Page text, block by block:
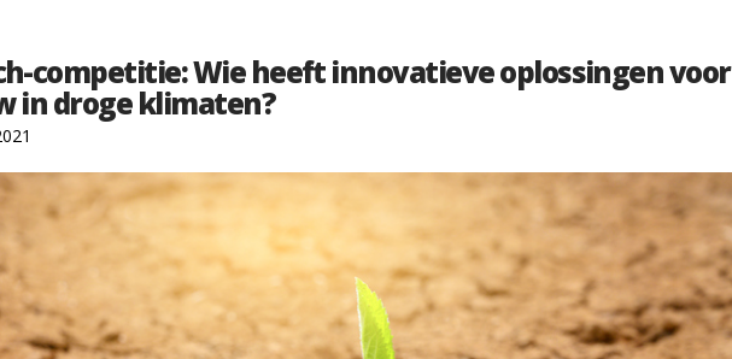
competitie: Wie heeft innovatieve oplossingen voor
in droge klimaten?